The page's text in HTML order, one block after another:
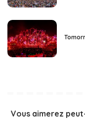
Vous aimerez